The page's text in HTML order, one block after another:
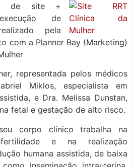
de site +
de
pela
com a Planner Bay (Marketing)
representada pelos médicos
Miklos, especialista em
e Dra. Melissa Dunstan,
fetal e gestação de alto risco.
corpo clínico trabalha na
e na realização
humana assistida, de baixa